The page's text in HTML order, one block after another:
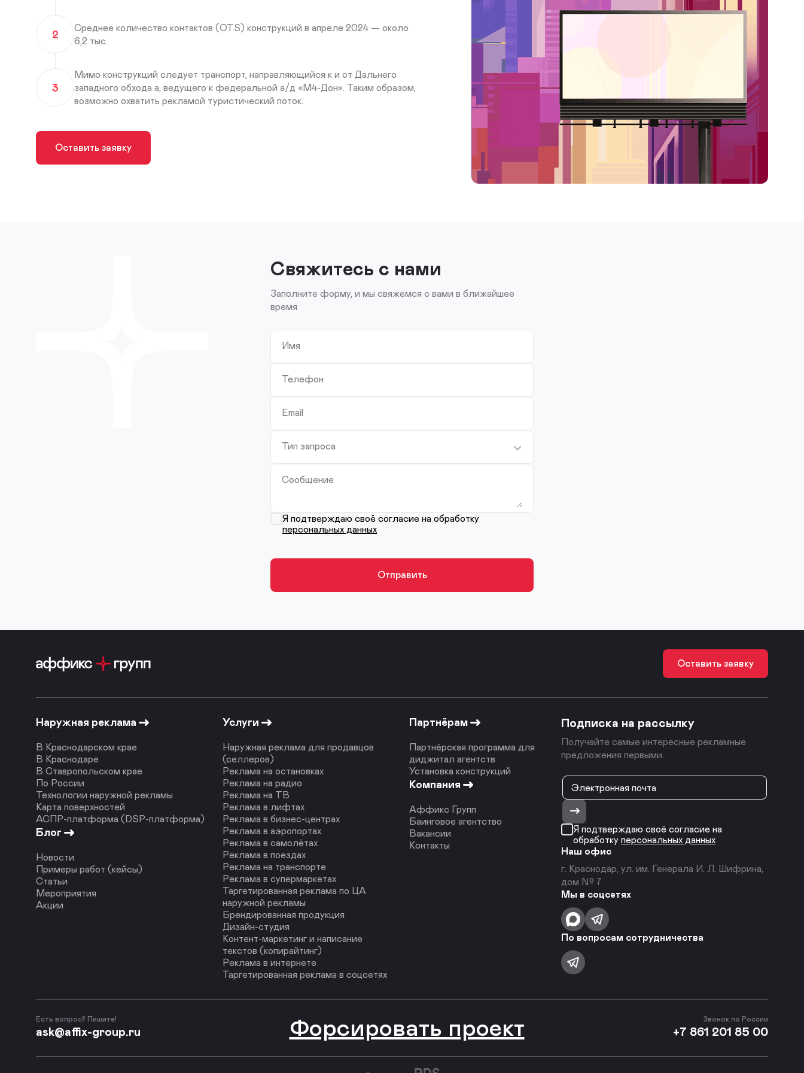
2
Среднее количество контактов (OTS) конструкций в апреле 2024 — около
6,2 тыс.
3
Мимо конструкций следует транспорт, направляющийся к и от Дальнего
западного обхода а, ведущего к федеральной а/д «М4-Дон». Таким образом,
возможно охватить рекламой туристический поток.
Оставить заявку
Свяжитесь с нами
Заполните форму, и мы свяжемся с вами в ближайшее
время
Имя
Телефон
Email
Тип запроса
Сообщение
Я подтверждаю своё согласие на обработку
персональных данных
Оставить заявку
Наружная реклама
В Краснодарском крае
В Краснодаре
В Ставропольском крае
По России
Технологии наружной рекламы
Карта поверхностей
АСПР-платформа (DSP-платформа)
Блог
Новости
Примеры работ (кейсы)
Статьи
Мероприятия
Акции
Услуги
Наружная реклама для продавцов
(селлеров)
Реклама на остановках
Реклама на радио
Реклама на ТВ
Реклама в лифтах
Реклама в бизнес-центрах
Реклама в аэропортах
Реклама в самолётах
Реклама в поездах
Реклама на транспорте
Реклама в супермаркетах
Таргетированная реклама по ЦА
наружной рекламы
Брендированная продукция
Дизайн-студия
Контент-маркетинг и написание
текстов (копирайтинг)
Реклама в интернете
Таргетированная реклама в соцсетях
Партнёрам
Партнёрская программа для
диджитал агентств
Установка конструкций
Компания
Аффикс Групп
Баинговое агентство
Вакансии
Контакты
Подписка на рассылку
Получайте самые интересные рекламные
предложения первыми.
Я подтверждаю своё согласие на
обработку персональных данных
Наш офис
г. Краснодар, ул. им. Генерала И. Л. Шифрина,
дом № 7
Мы в соцсетях
По вопросам сотрудничества
Есть вопрос? Пишите!
ask@affix-group.ru Форсировать проект Звонок по России
+7 861 201 85 00